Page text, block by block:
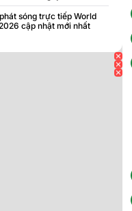
sóng trực tiếp World
cập nhật mới nhất